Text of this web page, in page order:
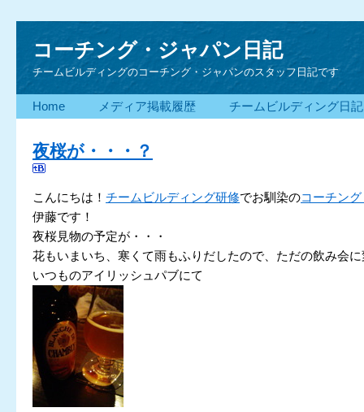
コーチング・ジャパン日記
チームビルディングのコーチング・ジャパンのスタッフ日記です
Home メディア掲載履歴 チームビルディング日記
夜桜が・・・？
こんにちは！ チームビルディング研修でお馴染のコーチン
伊藤です！
夜桜見物の予定が・・・
花もいまいち、寒くて雨もふりだしたので、ただの飲み会
いつものアイリッシュパブにて